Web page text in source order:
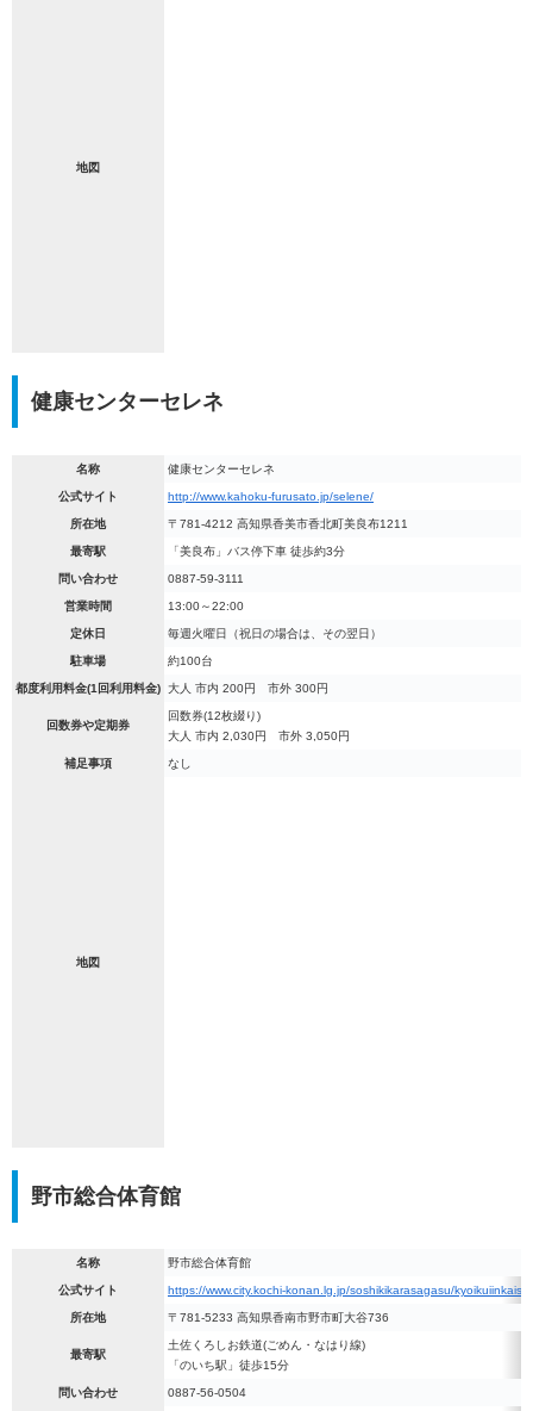
地図
健康センターセレネ
名称 健康センターセレネ
公式サイト http://www.kahoku-furusato.jp/selene/
所在地 〒781-4212 高知県香美市香北町美良布1211
最寄駅 「美良布」バス停下車 徒歩約3分
問い合わせ 0887-59-3111
営業時間 13:00～22:00
定休日 毎週火曜日（祝日の場合は、その翌日）
駐車場 約100台
都度利用料金(1回利用料金) 大人 市内 200円 市外 300円
回数券や定期券
回数券(12枚綴り)
大人 市内 2,030円 市外 3,050円
補足事項 なし
地図
野市総合体育館
名称 野市総合体育館
公式サイト https://www.city.kochi-konan.lg.jp/soshikikarasagasu/
所在地 〒781-5233 高知県香南市野市町大谷736
最寄駅
土佐くろしお鉄道(ごめん・なはり線)
「のいち駅」徒歩15分
問い合わせ 0887-56-0504